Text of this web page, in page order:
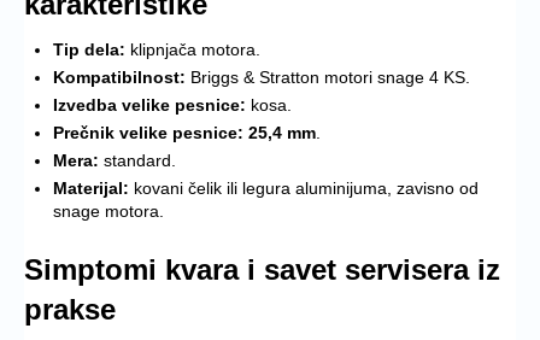
Tip dela: klipnjača motora.
Kompatibilnost: Briggs & Stratton motori snage 4 KS.
Izvedba velike pesnice: kosa.
Prečnik velike pesnice: 25,4 mm
Mera: standard.
Materijal: kovani čelik ili legura aluminijuma, zavisno od
snage motora.
Simptomi kvara i savet servisera iz
prakse